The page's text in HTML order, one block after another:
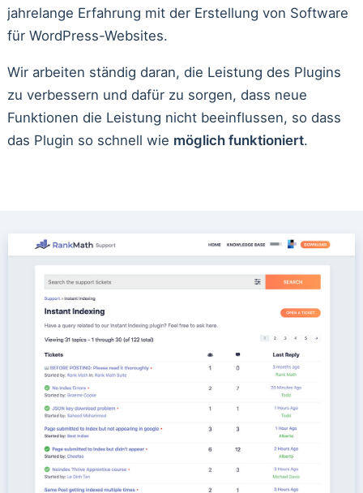
jahrelange Erfahrung mit der Erstellung von Software
für WordPress-Websites.
Wir arbeiten ständig daran, die Leistung des Plugins
zu verbessern und dafür zu sorgen, dass neue
Funktionen die Leistung nicht beeinflussen, so dass
das Plugin so schnell wie möglich funktioniert.